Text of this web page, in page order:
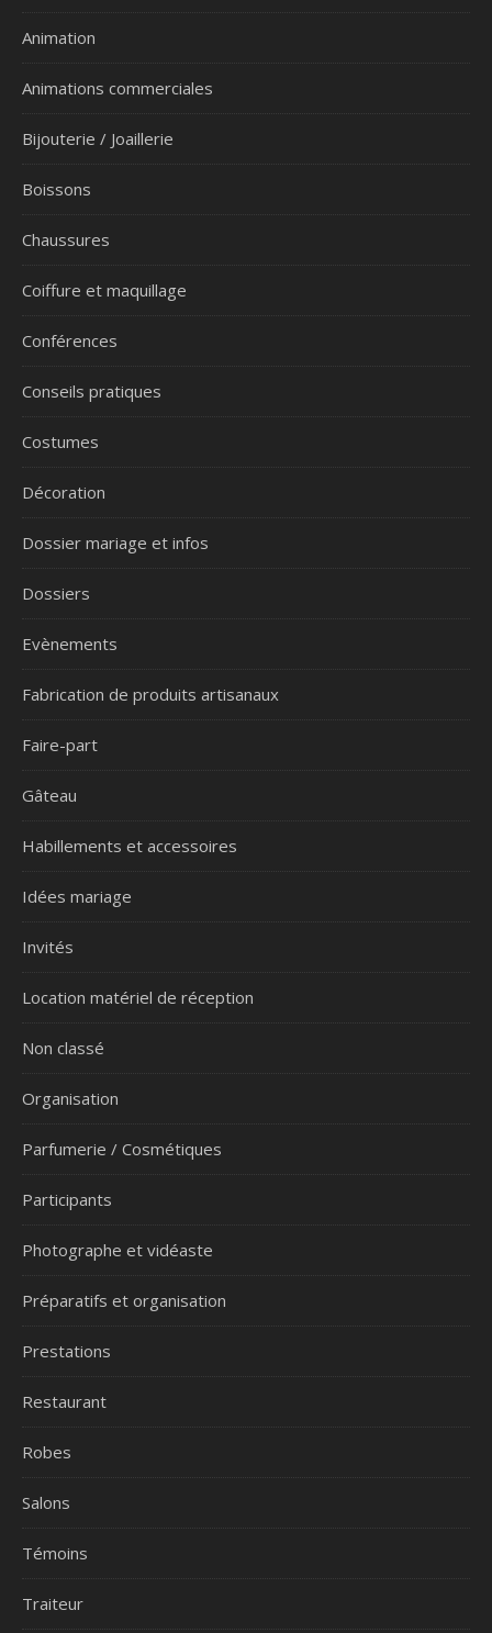
Animation
Animations commerciales
Bijouterie / Joaillerie
Boissons
Chaussures
Coiffure et maquillage
Conférences
Conseils pratiques
Costumes
Décoration
Dossier mariage et infos
Dossiers
Evènements
Fabrication de produits artisanaux
Faire-part
Gâteau
Habillements et accessoires
Idées mariage
Invités
Location matériel de réception
Non classé
Organisation
Parfumerie / Cosmétiques
Participants
Photographe et vidéaste
Préparatifs et organisation
Prestations
Restaurant
Robes
Salons
Témoins
Traiteur